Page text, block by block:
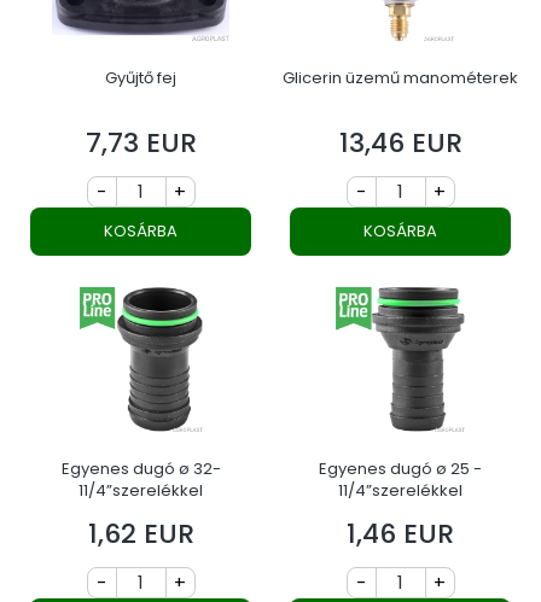
Gyűjtő fej
Ár
7,73 EUR
- +
KOSÁRBA
Glicerin üzemű manométerek
Ár
13,46 EUR
- +
KOSÁRBA
Egyenes dugó ø 32-
11/4”szerelékkel
Ár
1,62 EUR
- +
Egyenes dugó ø 25 -
11/4”szerelékkel
Ár
1,46 EUR
- +